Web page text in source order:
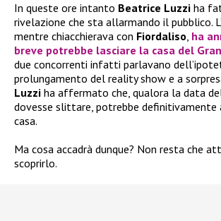
In queste ore intanto Beatrice Luzzi ha
rivelazione che sta allarmando il pubblico.
mentre chiacchierava con Fiordaliso, ha
breve potrebbe lasciare la casa del
due concorrenti infatti parlavano
prolungamento del reality show e a
Luzzi ha affermato che, qualora la data
dovesse slittare, potrebbe definitivamente
casa.
Ma cosa accadrà dunque? Non resta che
scoprirlo.